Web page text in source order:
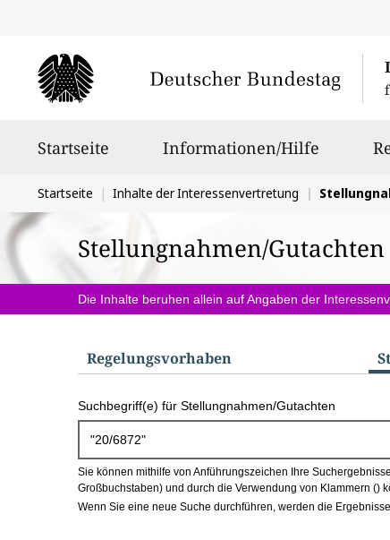
Startseite Informationen/Hilfe
Sie
befinden
sich
hier:
Startseite Inhalte der Interessenvertretung
Stellungnahmen/Gutachten
Die Inhalte beruhen allein auf Angaben der
S
u
c
h
b
Regelungs­vorhaben
Suchbegriff(e) für Stellungnahmen/Gutachten
Sie können mithilfe von Anführungszeichen Ihre
Großbuchstaben) und durch die Verwendung von Klammern ()
Wenn Sie eine neue Suche durchführen, werden die